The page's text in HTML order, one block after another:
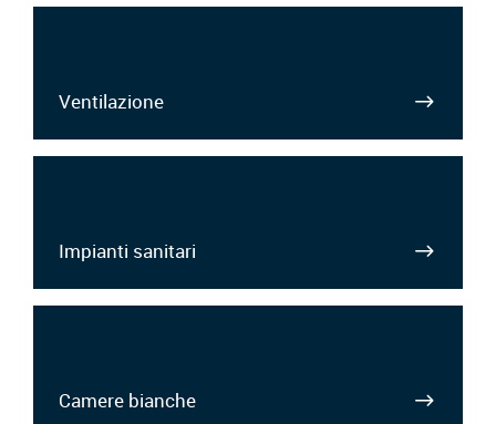
Ventilazione
Impianti sanitari
Camere bianche